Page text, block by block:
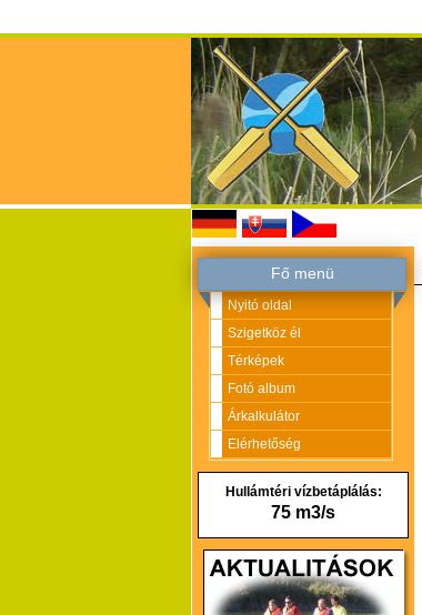
Fő menü
Nyitó oldal
Szigetköz él
Térképek
Fotó album
Árkalkulátor
Elérhetőség
Hullámtéri vízbetáplálás:
75 m3/s